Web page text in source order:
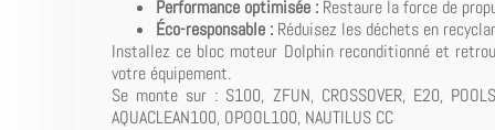
Performance optimisée : Restaure la force de
Éco-responsable : Réduisez les déchets en
Installez ce bloc moteur Dolphin reconditionné et
votre équipement.
Se monte sur : S100, ZFUN, CROSSOVER, E20,
AQUACLEAN100, OPOOL100, NAUTILUS CC